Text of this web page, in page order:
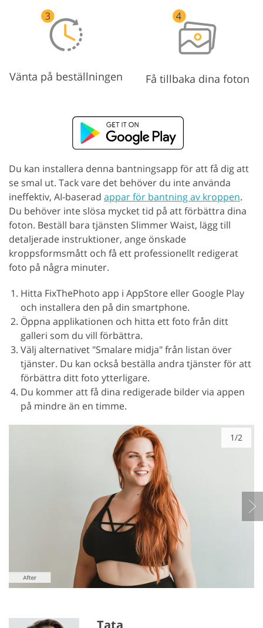
Vänta på beställningen Få tillbaka dina foton
Du kan installera denna bantningsapp för att få dig att
se smal ut. Tack vare det behöver du inte använda
ineffektiv, AI-baserad appar för bantning av kroppen.
Du behöver inte slösa mycket tid på att förbättra dina
foton. Beställ bara tjänsten Slimmer Waist, lägg till
detaljerade instruktioner, ange önskade
kroppsformsmått och få ett professionellt redigerat
foto på några minuter.
Hitta FixThePhoto app i AppStore eller Google Play
och installera den på din smartphone.
Öppna applikationen och hitta ett foto från ditt
galleri som du vill förbättra.
Välj alternativet "Smalare midja" från listan över
tjänster. Du kan också beställa andra tjänster för att
förbättra ditt foto ytterligare.
Du kommer att få dina redigerade bilder via appen
på mindre än en timme.
1/2
Tata